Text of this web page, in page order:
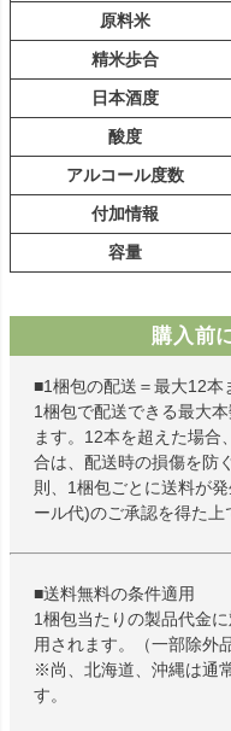
原料米
精米歩合
日本酒度
酸度
アルコール度数
付加情報
容量
購入前
■1梱包の配送＝最大12本
1梱包で配送できる最大
ます。12本を超えた場合
合は、配送時の損傷を防
則、1梱包ごとに送料が
ール代)のご承認を得た上
■送料無料の条件適用
1梱包当たりの製品代金
用されます。（一部除外
※尚、北海道、沖縄は通
す。